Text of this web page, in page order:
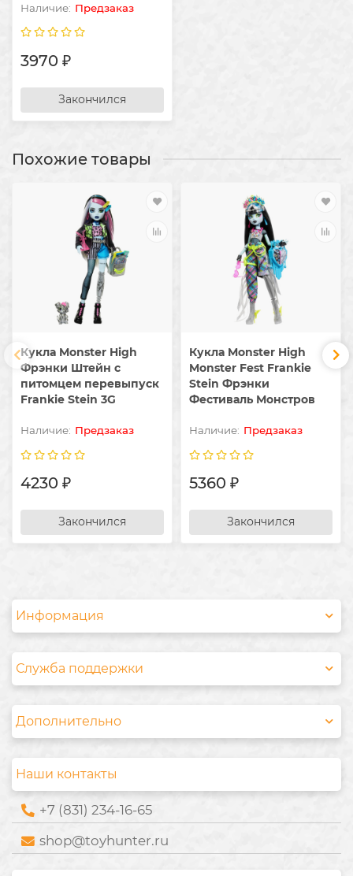
Предзаказ
3970 ₽
Закончился
Похожие товары
Кукла Monster High
Фрэнки Штейн с
питомцем перевыпуск
Frankie Stein 3G
Предзаказ
4230 ₽
Закончился
Кукла Monster High
Monster Fest Frankie
Stein Фрэнки
Фестиваль Монстров
Предзаказ
5360 ₽
Закончился
Информация
Служба поддержки
Дополнительно
Наши контакты
+7 (831) 234-16-65
shop@toyhunter.ru